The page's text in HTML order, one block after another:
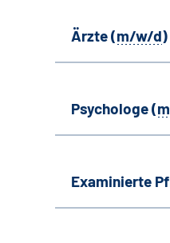
Ärzte (m/w/d)
Psychologe (
Examinierte